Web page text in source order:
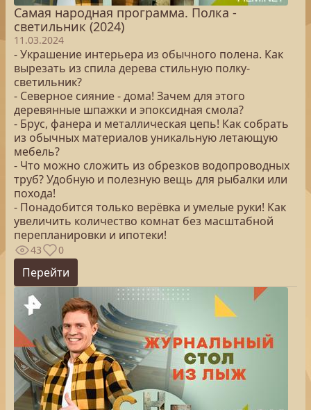
Самая народная программа. Полка -
светильник (2024)
11.03.2024
- Украшение интерьера из обычного полена. Как
вырезать из спила дерева стильную полку-
светильник?
- Северное сияние - дома! Зачем для этого
деревянные шпажки и эпоксидная смола?
- Брус, фанера и металлическая цепь! Как собрать
из обычных материалов уникальную летающую
мебель?
- Что можно сложить из обрезков водопроводных
труб? Удобную и полезную вещь для рыбалки или
похода!
- Понадобится только верёвка и умелые руки! Как
увеличить количество комнат без масштабной
перепланировки и ипотеки!
43 0
Перейти